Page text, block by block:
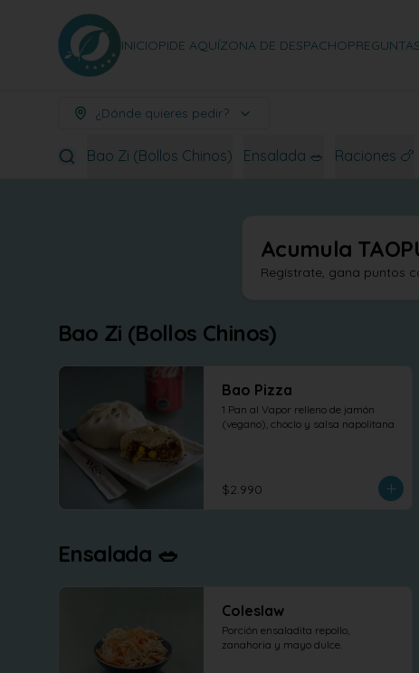
INICIOPIDE AQUÍZONA DE DESPACHO
¿Dónde quieres pedir?
Bao Zi (Bollos Chinos) Ensalada 🥗 Raciones 🍗
Acumula
Regístrate, gana puntos
Bao Zi (Bollos Chinos)
Bao Pizza
1 Pan al Vapor relleno de jamón
(vegano), choclo y salsa napolitana
$2.990
Ensalada 🥗
Coleslaw
Porción ensaladita repollo,
zanahoria y mayo dulce.